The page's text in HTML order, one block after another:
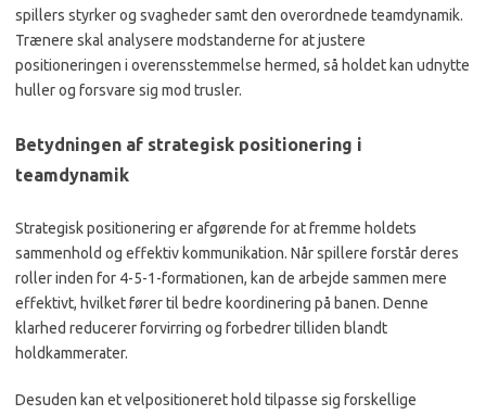
spillers styrker og svagheder samt den overordnede teamdynamik.
Trænere skal analysere modstanderne for at justere
positioneringen i overensstemmelse hermed, så holdet kan udnytte
huller og forsvare sig mod trusler.
Betydningen af strategisk positionering i
teamdynamik
Strategisk positionering er afgørende for at fremme holdets
sammenhold og effektiv kommunikation. Når spillere forstår deres
roller inden for 4-5-1-formationen, kan de arbejde sammen mere
effektivt, hvilket fører til bedre koordinering på banen. Denne
klarhed reducerer forvirring og forbedrer tilliden blandt
holdkammerater.
Desuden kan et velpositioneret hold tilpasse sig forskellige